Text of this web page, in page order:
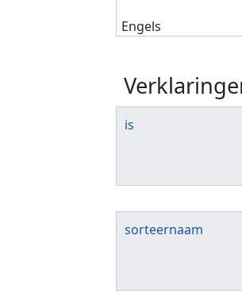
Engels
is
sorteernaam